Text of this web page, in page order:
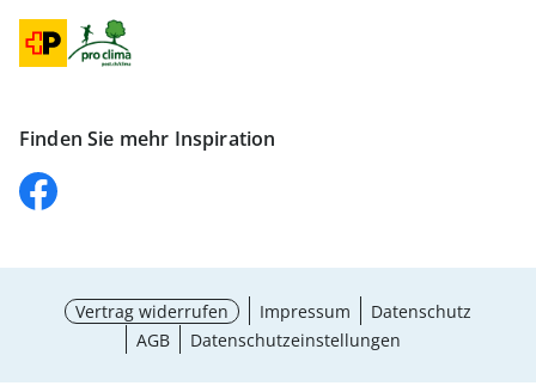
Finden Sie mehr Inspiration
Vertrag widerrufen Impressum
Datenschutz
AGB
Datenschutzeinstellungen